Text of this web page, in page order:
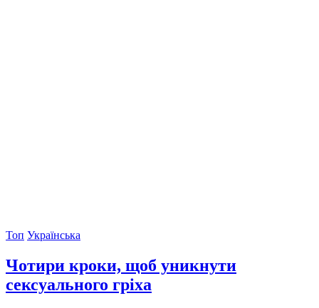
Топ Українська
Чотири кроки, щоб уникнути
сексуального гріха